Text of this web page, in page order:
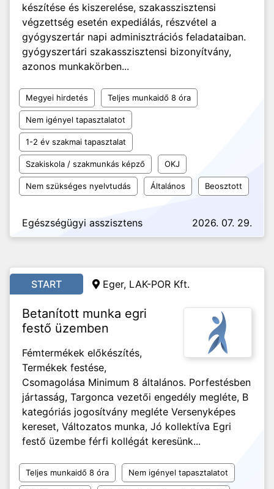
készítése és kiszerelése, szakasszisztensi
végzettség esetén expediálás, részvétel a
gyógyszertár napi adminisztrációs feladataiban.
gyógyszertári szakasszisztensi bizonyítvány,
azonos munkakörben...
Megyei hirdetés Teljes munkaidő 8 óra
Nem igényel tapasztalatot
1-2 év szakmai tapasztalat
Szakiskola / szakmunkás képző OKJ
Nem szükséges nyelvtudás Általános Beosztott
Egészségügyi asszisztens 2026. 07. 29.
START Eger, LAK-POR Kft.
Betanított munka egri
festő üzemben
Fémtermékek előkészítés,
Termékek festése,
Csomagolása Minimum 8 általános. Porfestésben
jártasság, Targonca vezetői engedély megléte, B
kategóriás jogosítvány megléte Versenyképes
kereset, Változatos munka, Jó kollektíva Egri
festő üzembe férfi kollégát keresünk...
Teljes munkaidő 8 óra Nem igényel tapasztalatot